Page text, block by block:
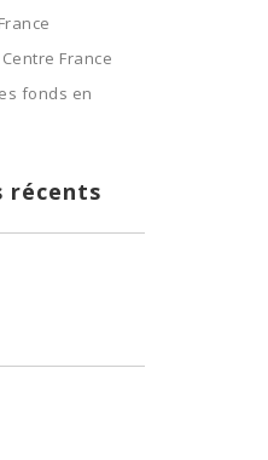
France
fonds en
récents